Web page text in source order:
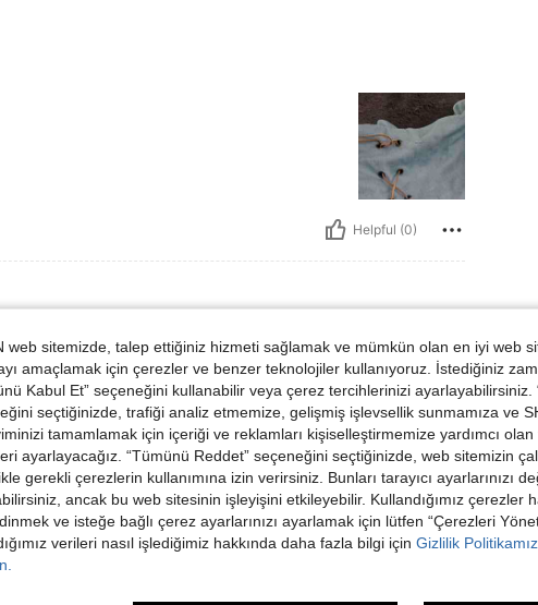
Helpful (0)
Boyut: XL
beyaz Boyut: XL
Helpful (0)
Değerlendirme Görüntüle
web sitemizde, talep ettiğiniz hizmeti sağlamak ve mümkün olan en iyi web
amaçlamak için çerezler ve benzer teknolojiler kullanıyoruz. İstediğiniz
Kabul Et” seçeneğini kullanabilir veya çerez tercihlerinizi ayarlayabilirsiniz.
seçtiğinizde, trafiği analiz etmemize, gelişmiş işlevsellik sunmamıza ve
tamamlamak için içeriği ve reklamları kişiselleştirmemize yardımcı olan
ayarlayacağız. “Tümünü Reddet” seçeneğini seçtiğinizde, web sitemizin
gerekli çerezlerin kullanımına izin verirsiniz. Bunları tarayıcı ayarlarınızı
ancak bu web sitesinin işleyişini etkileyebilir. Kullandığımız çerezler
ve isteğe bağlı çerez ayarlarınızı ayarlamak için lütfen “Çerezleri
verileri nasıl işlediğimiz hakkında daha fazla bilgi için Gizlilik